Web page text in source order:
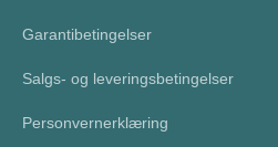
Garantibetingelser
Salgs- og leveringsbetingelser
Personvernerklæring